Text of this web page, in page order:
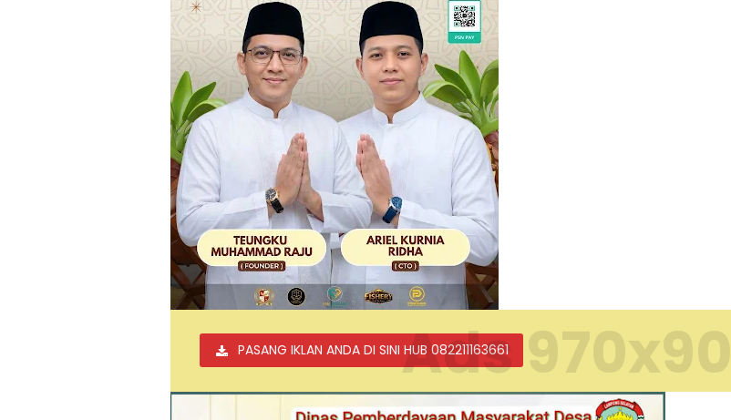
PASANG IKLAN ANDA DI SINI HUB 082211163661Ads 970x90